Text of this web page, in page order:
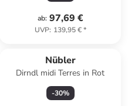
ab: 97,69 €
UVP: 139,95 €*
Nübler
Dirndl midi Terres in Rot
-30%